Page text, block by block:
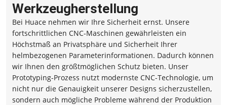
Werkzeugherstellung
Bei Huace nehmen wir Ihre Sicherheit ernst. Unsere
fortschrittlichen CNC-Maschinen gewährleisten ein
Höchstmaß an Privatsphäre und Sicherheit Ihrer
helmbezogenen Parameterinformationen. Dadurch können
wir Ihnen den größtmöglichen Schutz bieten. Unser
Prototyping-Prozess nutzt modernste CNC-Technologie, um
nicht nur die Genauigkeit unserer Designs sicherzustellen,
sondern auch mögliche Probleme während der Produktion